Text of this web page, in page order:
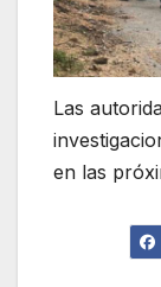
Las
en las